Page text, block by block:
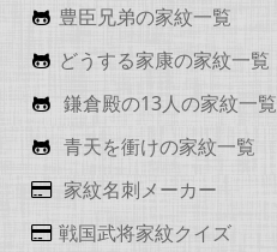
豊臣兄弟の家紋一覧
どうする家康の家紋一覧
鎌倉殿の13人の家紋一覧
青天を衝けの家紋一覧
家紋名刺メーカー
戦国武将家紋クイズ